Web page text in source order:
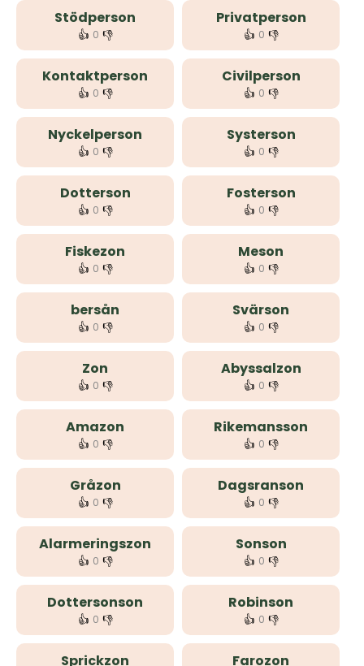
Stödperson
👍 0 👎
Privatperson
👍 0 👎
Kontaktperson
👍 0 👎
Civilperson
👍 0 👎
Nyckelperson
👍 0 👎
Systerson
👍 0 👎
Dotterson
👍 0 👎
Fosterson
👍 0 👎
Fiskezon
👍 0 👎
Meson
👍 0 👎
bersån
👍 0 👎
Svärson
👍 0 👎
Zon
👍 0 👎
Abyssalzon
👍 0 👎
Amazon
👍 0 👎
Rikemansson
👍 0 👎
Gråzon
👍 0 👎
Dagsranson
👍 0 👎
Alarmeringszon
👍 0 👎
Sonson
👍 0 👎
Dottersonson
👍 0 👎
Robinson
👍 0 👎
Sprickzon Farozon